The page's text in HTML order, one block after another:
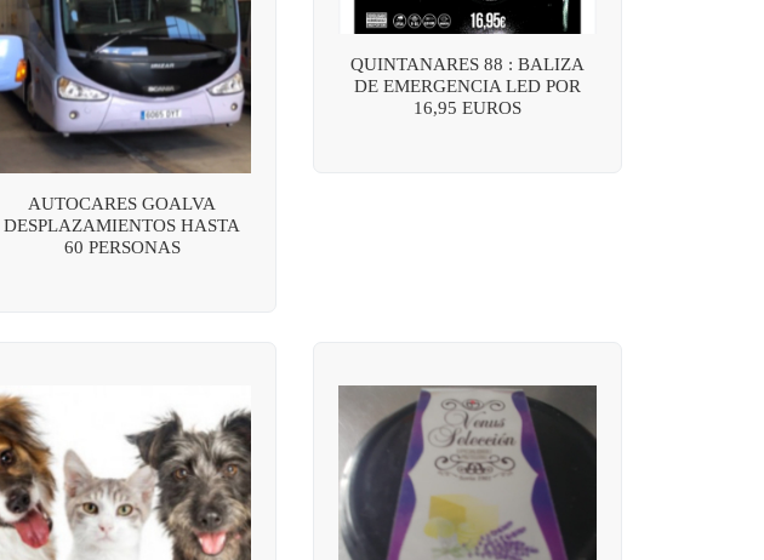
AUTOCARES GOALVA
DESPLAZAMIENTOS HASTA
60 PERSONAS
QUINTANARES 88 : BALIZA
DE EMERGENCIA LED POR
16,95 EUROS